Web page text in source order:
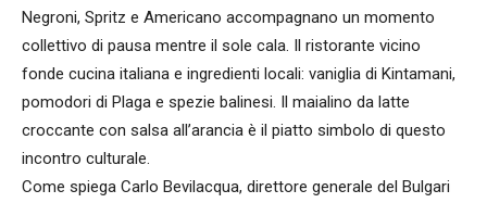
Negroni, Spritz e Americano accompagnano un momento
collettivo di pausa mentre il sole cala. Il ristorante vicino
fonde cucina italiana e ingredienti locali: vaniglia di Kintamani,
pomodori di Plaga e spezie balinesi. Il maialino da latte
croccante con salsa all’arancia è il piatto simbolo di questo
incontro culturale.
Come spiega Carlo Bevilacqua, direttore generale del Bulgari